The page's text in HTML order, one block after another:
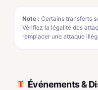
Note : Certains transferts
Vérifiez la légalité des
remplacer une attaque
Événements &